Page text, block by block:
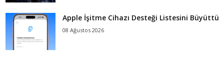
Apple İşitme Cihazı Desteği Listesini Büyüttü
08 Ağustos 2026